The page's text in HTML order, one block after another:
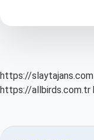
https://slaytajans.com
https://allbirds.com.tr